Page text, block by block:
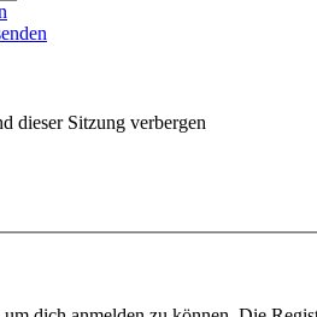
dieser Sitzung verbergen